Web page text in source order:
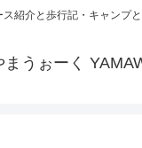
紹介と歩行記・キャンプ
まうぉーく